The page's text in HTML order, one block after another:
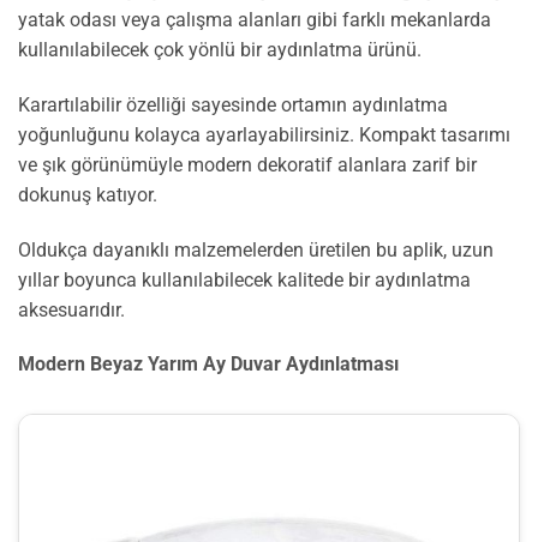
yatak odası veya çalışma alanları gibi farklı mekanlarda
kullanılabilecek çok yönlü bir aydınlatma ürünü.
Karartılabilir özelliği sayesinde ortamın aydınlatma
yoğunluğunu kolayca ayarlayabilirsiniz. Kompakt tasarımı
ve şık görünümüyle modern dekoratif alanlara zarif bir
dokunuş katıyor.
Oldukça dayanıklı malzemelerden üretilen bu aplik, uzun
yıllar boyunca kullanılabilecek kalitede bir aydınlatma
aksesuarıdır.
Modern Beyaz Yarım Ay Duvar Aydınlatması